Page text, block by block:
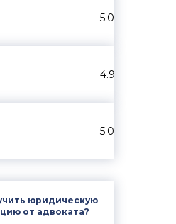
5.0
4.9
5.0
юридическую
от адвоката?